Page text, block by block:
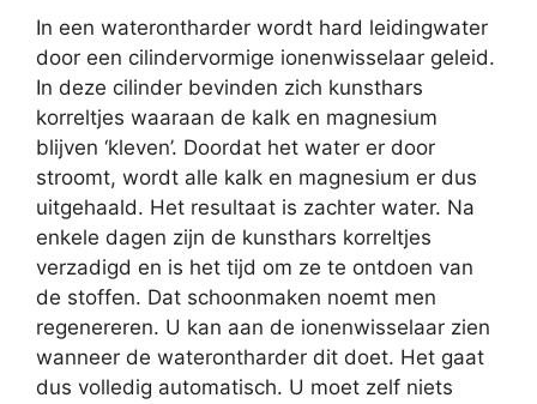
In een waterontharder wordt hard leidingwater
door een cilindervormige ionenwisselaar geleid.
In deze cilinder bevinden zich kunsthars
korreltjes waaraan de kalk en magnesium
blijven ‘kleven’. Doordat het water er door
stroomt, wordt alle kalk en magnesium er dus
uitgehaald. Het resultaat is zachter water. Na
enkele dagen zijn de kunsthars korreltjes
verzadigd en is het tijd om ze te ontdoen van
de stoffen. Dat schoonmaken noemt men
regenereren. U kan aan de ionenwisselaar zien
wanneer de waterontharder dit doet. Het gaat
dus volledig automatisch. U moet zelf niets